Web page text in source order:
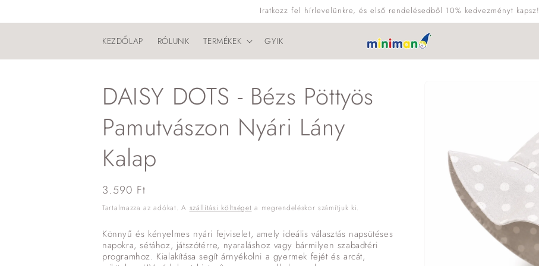
Iratkozz fel hírlevelünkre, és első rendelésedből 10% kedvezményt kapsz!
KEZDŐLAP RÓLUNK TERMÉKEK GYIK
DAISY DOTS - Bézs Pöttyös
Pamutvászon Nyári Lány
Kalap
Normál
ár
3.590 Ft
Tartalmazza az adókat. A szállítási költséget a megrendeléskor számítjuk ki.
Könnyű és kényelmes nyári fejviselet, amely ideális választás napsütéses
napokra, sétához, játszótérre, nyaraláshoz vagy bármilyen szabadtéri
programhoz. Kialakítása segít árnyékolni a gyermek fejét és arcát,